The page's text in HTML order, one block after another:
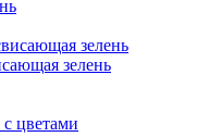
зелень